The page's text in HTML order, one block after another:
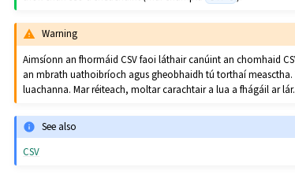
Warning
Aimsíonn an fhormáid CSV faoi láthair canúint an chomhaid
an mbrath uathoibríoch agus gheobhaidh tú torthaí
luachanna. Mar réiteach, moltar carachtair a lua a fhágáil ar lár.
See also
CSV